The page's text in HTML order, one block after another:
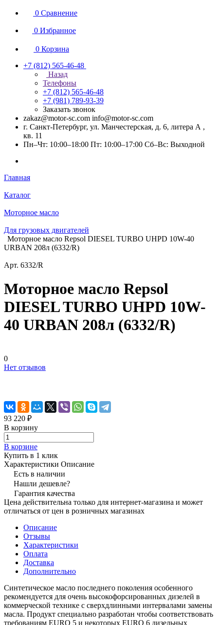
0 Сравнение
0 Избранное
0 Корзина
+7 (812) 565-46-48
Назад
Телефоны
+7 (812) 565-46-48
+7 (981) 789-93-39
Заказать звонок
zakaz@motor-sc.com info@motor-sc.com
г. Санкт-Петербург, ул. Манчестерская, д. 6, литера А ,
кв. 11
Пн–Чт: 10:00–18:00 Пт: 10:00–17:00 Сб–Вс: Выходной
Главная
Каталог
Моторное масло
Для грузовых двигателей
Моторное масло Repsol DIESEL TURBO UHPD 10W-40
URBAN 208л (6332/R)
Арт. 6332/R
Моторное масло Repsol
DIESEL TURBO UHPD 10W-
40 URBAN 208л (6332/R)
0
Нет отзывов
93 220 ₽
В корзину
В корзине
Купить в 1 клик
Характеристики Описание
Есть в наличии
Нашли дешевле?
Гарантия качества
Цена действительна только для интернет-магазина и может
отличаться от цен в розничных магазинах
Описание
Отзывы
Характеристики
Оплата
Доставка
Дополнительно
Синтетическое масло последнего поколения особенного
рекомендуется для очень высокофорсированных дизелей в
коммерческой технике с сверхдлинными интервалами замены
масла. Продукт специально разработан чтобы соответствовать
требованиям EURO 5 и некоторых EURO 6 дизельных